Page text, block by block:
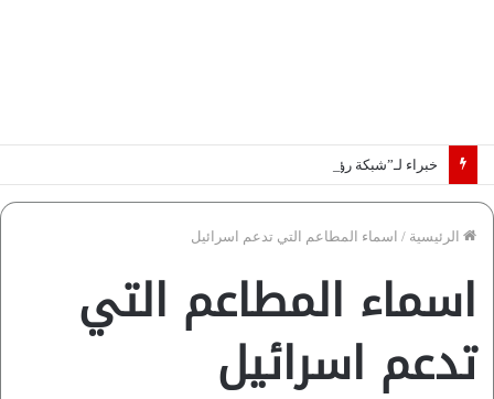
خبراء لـ”شبكة رؤية”: «اتفاق مكة» يغيّر قواعد اللعبة بالشرق الأوسط
الرئيسية / اسماء المطاعم التي تدعم اسرائيل
اسماء المطاعم التي
تدعم اسرائيل